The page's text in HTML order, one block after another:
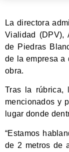
La directora
Vialidad (DPV),
de Piedras
de la empresa a
obra.
Tras la rúbrica,
mencionados y
lugar donde
“Estamos
de 2 metros de